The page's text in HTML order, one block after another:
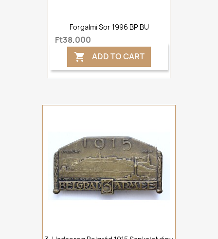
Forgalmi Sor 1996 BP BU
Ft38,000
 ADD TO CART